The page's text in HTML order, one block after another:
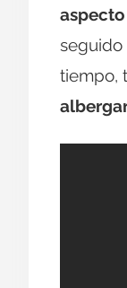
seguido
tiempo,